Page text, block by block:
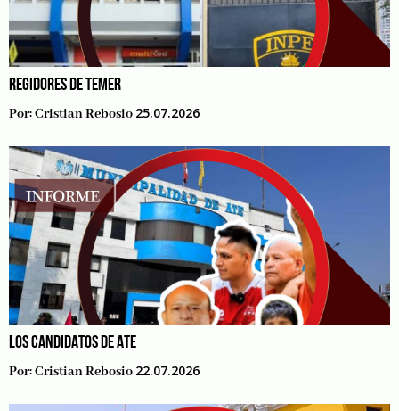
REGIDORES DE TEMER
Por:Cristian Rebosio 25.07.2026
LOS CANDIDATOS DE ATE
Por:Cristian Rebosio 22.07.2026